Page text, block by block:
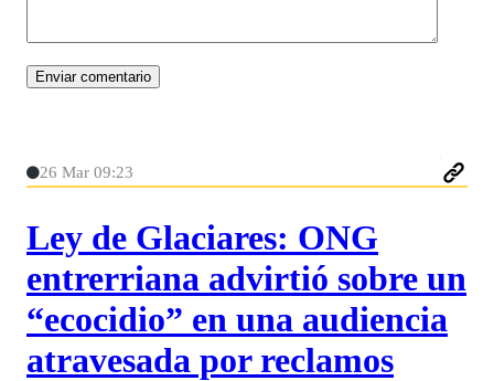
26 Mar 09:23
Ley de Glaciares: ONG
entrerriana advirtió sobre un
“ecocidio” en una audiencia
atravesada por reclamos